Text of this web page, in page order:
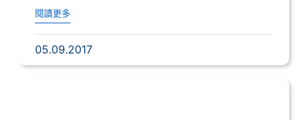
言，...
閱讀更多
05.09.2017